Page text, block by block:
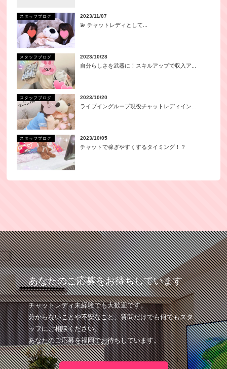
スタッフブログ 2023/11/07
💫 チャットレディとして...
スタッフブログ 2023/10/28
自分らしさを武器に！スキルアップで収入ア...
スタッフブログ 2023/10/20
ライブイングループ現役チャットレディイン...
スタッフブログ 2023/10/05
チャットで稼ぎやすくするタイミング！？
あなたのご応募をお待ちしています
チャットレディ未経験でも大歓迎です。
分からないことや不安なこと、質問だけでも何でもスタ
ッフにご相談ください。
あなたのご応募を福岡でお待ちしています。